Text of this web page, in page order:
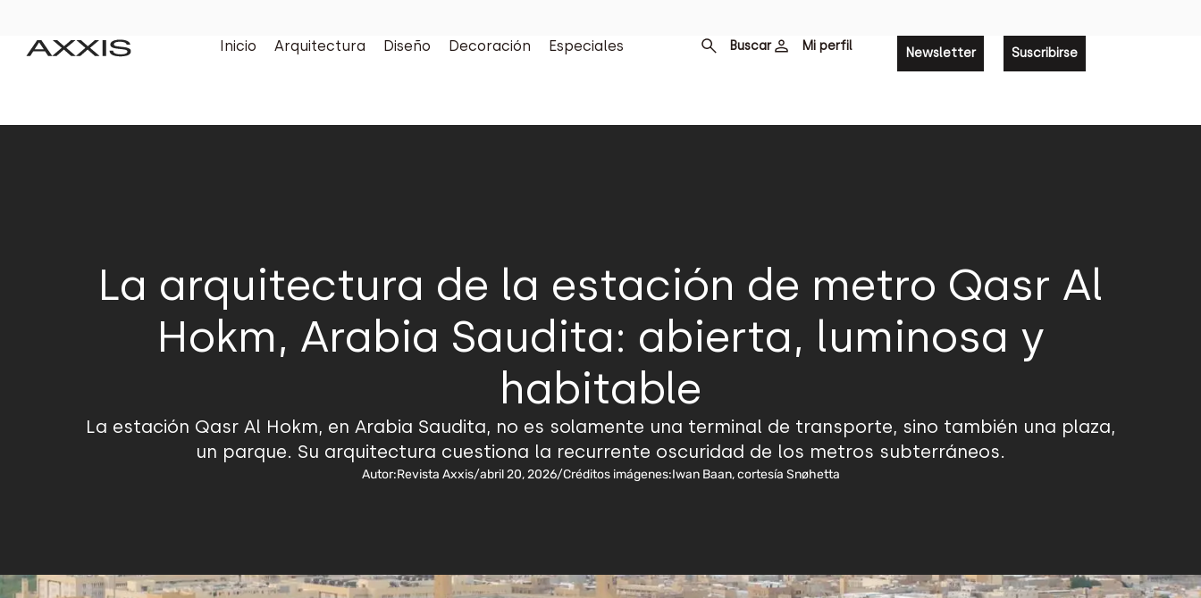
Inicio Arquitectura Diseño Decoración Especiales Buscar Mi perfil Newsletter Suscribirse
La arquitectura de la estación de metro Qasr Al
Hokm, Arabia Saudita: abierta, luminosa y
habitable
La estación Qasr Al Hokm, en Arabia Saudita, no es solamente una terminal de transporte, sino también una plaza,
un parque. Su arquitectura cuestiona la recurrente oscuridad de los metros subterráneos.
Autor:Revista Axxis/abril 20, 2026/Créditos imágenes:Iwan Baan, cortesía Snøhetta